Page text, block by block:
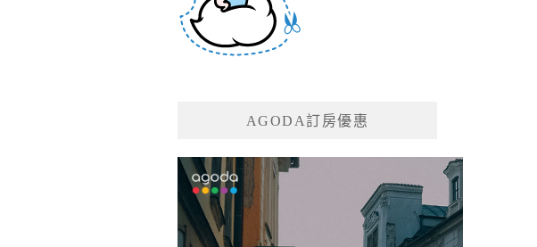
AGODA訂房優惠